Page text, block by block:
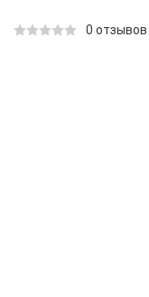
0 отзывов